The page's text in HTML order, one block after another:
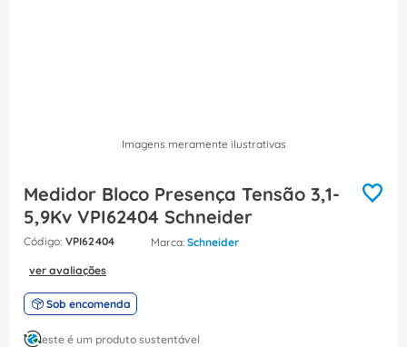
Imagens meramente ilustrativas
Medidor Bloco Presença Tensão 3,1-
5,9Kv VPI62404 Schneider
: VPI62404 Schneider
ver avaliações
Sob encomenda
este é um produto sustentável